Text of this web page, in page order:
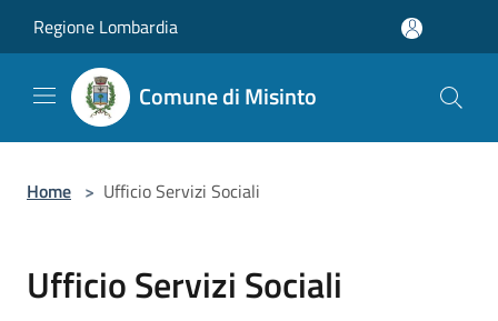
Regione Lombardia
Comune di Misinto
Home > Ufficio Servizi Sociali
Ufficio Servizi Sociali